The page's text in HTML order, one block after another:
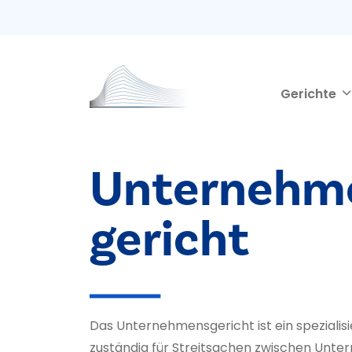
Gerichte
gericht
Das Unternehmensgericht ist ein
zuständig für Streitsachen zwischen